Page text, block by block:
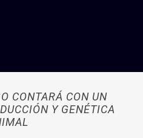
CONTARÁ CON UN
Y GENÉTICA